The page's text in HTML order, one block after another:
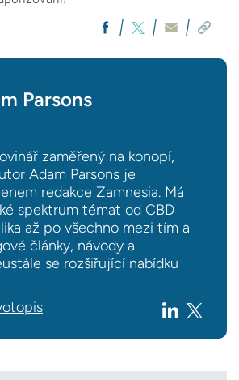
Parsons
zaměřený na konopí,
Adam Parsons je
redakce Zamnesia. Má
spektrum témat od CBD
až po všechno mezi tím a
články, návody a
se rozšiřující nabídku